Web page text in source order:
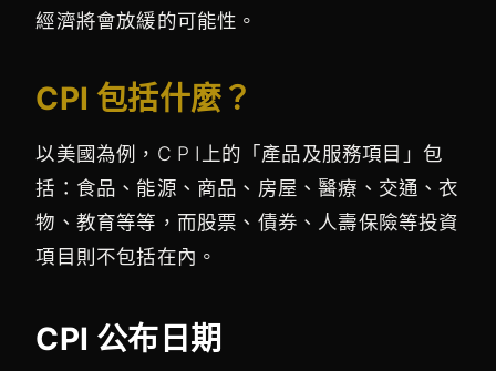
經濟將會放緩的可能性。
CPI 包括什麼？
以美國為例，C P I上的「產品及服務項目」包
括：食品、能源、商品、房屋、醫療、交通、衣
物、教育等等，而股票、債券、人壽保險等投資
項目則不包括在內。
CPI 公布日期